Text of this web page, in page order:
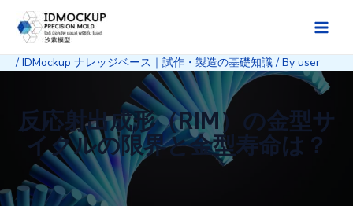
Main
/ IDMockup ナレッジベース｜試作・製造の基礎知識/ By user
反応射出成形（RIM）の金型サ
イクルの限界と金型寿命は？